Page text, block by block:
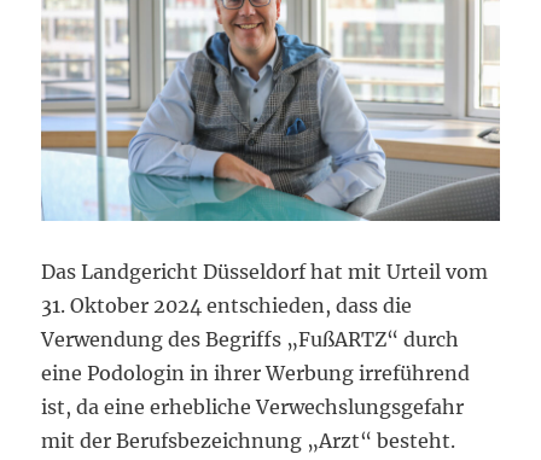
Das Landgericht Düsseldorf hat mit Urteil vom
31. Oktober 2024 entschieden, dass die
Verwendung des Begriffs „FußARTZ“ durch
eine Podologin in ihrer Werbung irreführend
ist, da eine erhebliche Verwechslungsgefahr
mit der Berufsbezeichnung „Arzt“ besteht.